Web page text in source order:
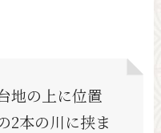
地の上に位置
2本の川に挟ま